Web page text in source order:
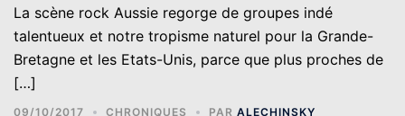
La scène rock Aussie regorge de groupes indé
talentueux et notre tropisme naturel pour la Grande-
Bretagne et les Etats-Unis, parce que plus proches de
[…]
09/10/2017 CHRONIQUES PAR ALECHINSKY